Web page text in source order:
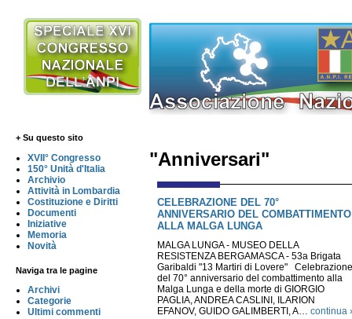
+ Su questo sito
XVII° Congresso
150° Unità d'Italia
Archivio
Attività in Lombardia
Costituzione e Diritti
Documenti
Iniziative
Memoria
Novità
Naviga tra le pagine
Archivi
Categorie
Ultimi commenti
"Anniversari"
CELEBRAZIONE DEL 70°
ANNIVERSARIO DEL COMBATTIMENTO
ALLA MALGA LUNGA
MALGA LUNGA - MUSEO DELLA
RESISTENZA BERGAMASCA - 53a Brigata
Garibaldi "13 Martiri di Lovere" Celebrazione
del 70° anniversario del combattimento alla
Malga Lunga e della morte di GIORGIO
PAGLIA, ANDREA CASLINI, ILARION
EFANOV, GUIDO GALIMBERTI, A… continua